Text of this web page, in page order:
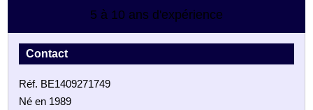
5 à 10 ans d'expérience
Contact
Réf. BE1409271749
Né en 1989